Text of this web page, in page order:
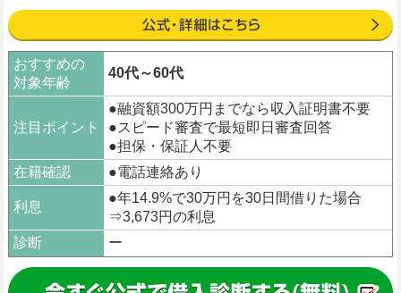
おすすめの
対象年齢
40代～60代
注目ポイント
●融資額300万円までなら収入証明書不要
●スピード審査で最短即日審査回答
●担保・保証人不要
在籍確認
●電話連絡あり
利息
●年14.9%で30万円を30日間借りた場合
⇒3,673円の利息
診断
ー